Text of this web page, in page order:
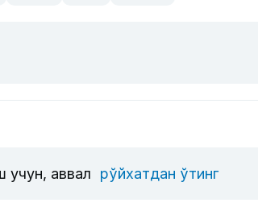
учун, аввал рўйхатдан ўтинг